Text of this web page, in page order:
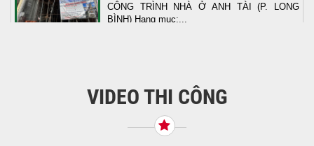
CÔNG TRÌNH NHÀ Ở ANH TÀI (P. LONG
BÌNH) Hạng mục:...
Tiếp nối sự tin tưởng từ quý khách hàng, vừa
qua Công Ty TNHH Thiết Kế Xây Dựng Sao
VIDEO THI CÔNG